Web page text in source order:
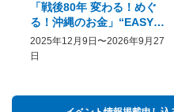
「戦後80年 変わる！めぐ
る！沖縄のお金」“EASY
COME, EASY GO － The
History of Money in
2025年12月9日〜2026年9月27
日